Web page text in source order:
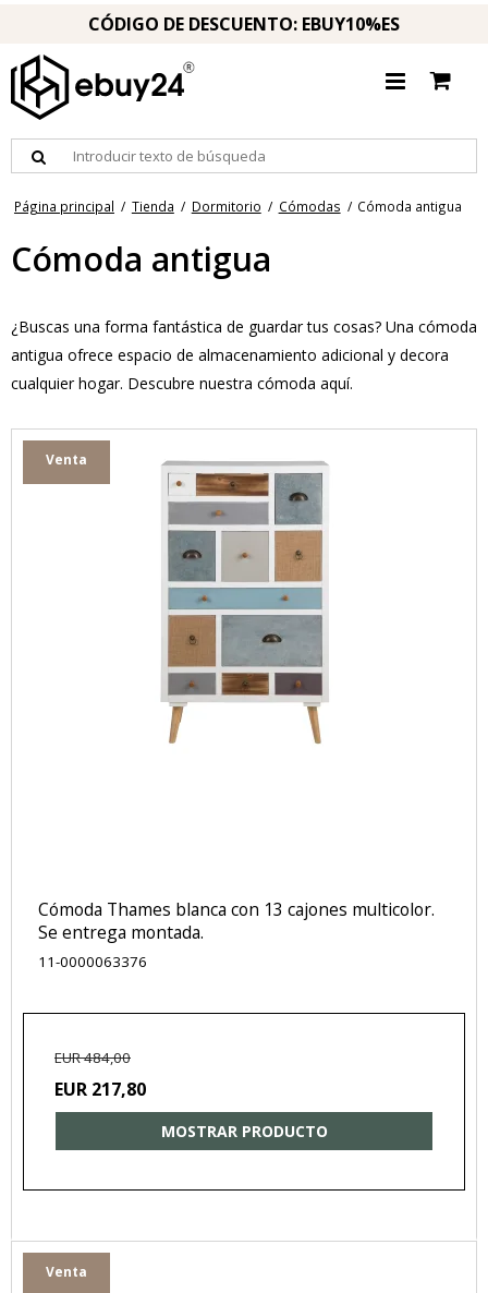
CÓDIGO DE DESCUENTO: EBUY10%ES
Página principal / Tienda / Dormitorio / Cómodas / Cómoda antigua
Cómoda antigua
¿Buscas una forma fantástica de guardar tus cosas? Una cómoda
antigua ofrece espacio de almacenamiento adicional y decora
cualquier hogar. Descubre nuestra cómoda aquí.
Venta
Cómoda Thames blanca con 13 cajones multicolor.
Se entrega montada.
11-0000063376
EUR 484,00
EUR 217,80
MOSTRAR PRODUCTO
Venta